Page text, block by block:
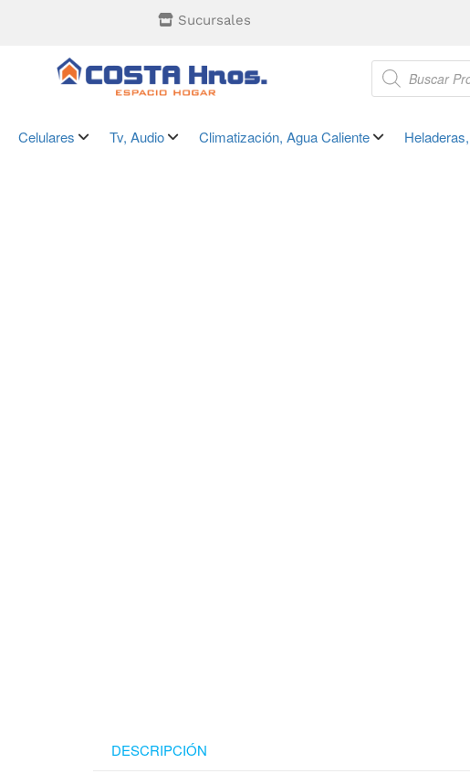
Sucursales
Celulares Tv, Audio Climatización, Agua Caliente
DESCRIPCIÓN